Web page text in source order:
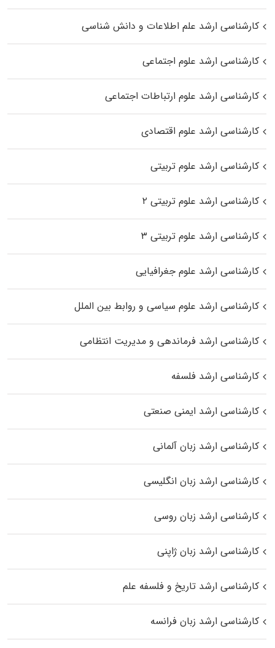
کارشناسی ارشد علم اطلاعات و دانش شناسی
کارشناسی ارشد علوم اجتماعی
کارشناسی ارشد علوم ارتباطات اجتماعی
کارشناسی ارشد علوم اقتصادی
کارشناسی ارشد علوم تربیتی
کارشناسی ارشد علوم تربیتی ۲
کارشناسی ارشد علوم تربیتی ۳
کارشناسی ارشد علوم جغرافیایی
کارشناسی ارشد علوم سیاسی و روابط بین الملل
کارشناسی ارشد فرماندهی و مدیریت انتظامی
کارشناسی ارشد فلسفه
کارشناسی ارشد ایمنی صنعتی
کارشناسی ارشد زبان آلمانی
کارشناسی ارشد زبان انگلیسی
کارشناسی ارشد زبان روسی
کارشناسی ارشد زبان ژاپنی
کارشناسی ارشد تاریخ و فلسفه علم
کارشناسی ارشد زبان فرانسه